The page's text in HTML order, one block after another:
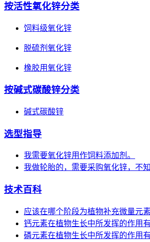
按活性氧化锌分类
饲料级氧化锌
脱硫剂氧化锌
橡胶用氧化锌
按碱式碳酸锌分类
碱式碳酸锌
选型指导
我需要氧化锌用作饲料添加剂。
我做轮胎的，需要采购氧化锌，不
技术百科
应该在哪个阶段为植物补充微量元
钙元素在植物生长中所发挥的作用
磷元素在植物生长中所发挥的作用